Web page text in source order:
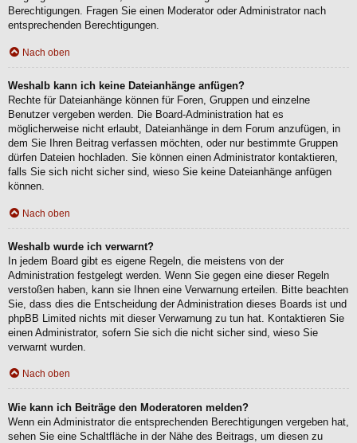
Berechtigungen. Fragen Sie einen Moderator oder Administrator nach
entsprechenden Berechtigungen.
Nach oben
Weshalb kann ich keine Dateianhänge anfügen?
Rechte für Dateianhänge können für Foren, Gruppen und einzelne
Benutzer vergeben werden. Die Board-Administration hat es
möglicherweise nicht erlaubt, Dateianhänge in dem Forum anzufügen, in
dem Sie Ihren Beitrag verfassen möchten, oder nur bestimmte Gruppen
dürfen Dateien hochladen. Sie können einen Administrator kontaktieren,
falls Sie sich nicht sicher sind, wieso Sie keine Dateianhänge anfügen
können.
Nach oben
Weshalb wurde ich verwarnt?
In jedem Board gibt es eigene Regeln, die meistens von der
Administration festgelegt werden. Wenn Sie gegen eine dieser Regeln
verstoßen haben, kann sie Ihnen eine Verwarnung erteilen. Bitte beachten
Sie, dass dies die Entscheidung der Administration dieses Boards ist und
phpBB Limited nichts mit dieser Verwarnung zu tun hat. Kontaktieren Sie
einen Administrator, sofern Sie sich die nicht sicher sind, wieso Sie
verwarnt wurden.
Nach oben
Wie kann ich Beiträge den Moderatoren melden?
Wenn ein Administrator die entsprechenden Berechtigungen vergeben hat,
sehen Sie eine Schaltfläche in der Nähe des Beitrags, um diesen zu